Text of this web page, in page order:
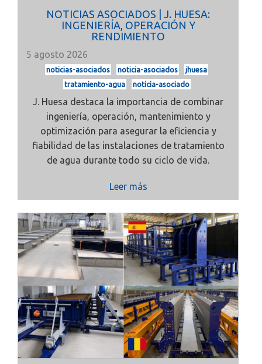
NOTICIAS ASOCIADOS | J. HUESA:
INGENIERÍA, OPERACIÓN Y
RENDIMIENTO
5 agosto 2026
noticias-asociados noticia-asociados
jhuesa
tratamiento-agua
noticia-asociado
J. Huesa destaca la importancia de combinar
ingeniería, operación, mantenimiento y
optimización para asegurar la eficiencia y
fiabilidad de las instalaciones de tratamiento
de agua durante todo su ciclo de vida.
Leer más